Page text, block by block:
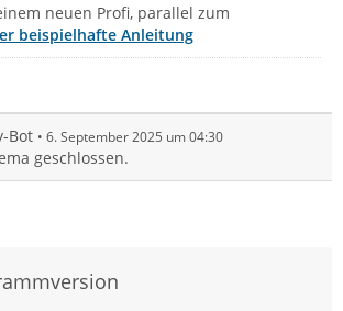
neuen Profi, parallel zum
beispielhafte Anleitung
Bot 6. September 2025 um 04:30
geschlossen.